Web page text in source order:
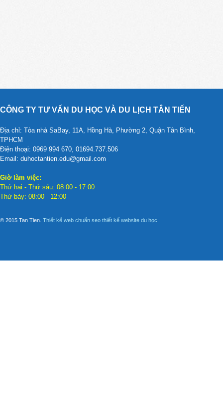
CÔNG TY TƯ VẤN DU HỌC VÀ DU LỊCH TÂN TIẾN
Địa chỉ: Tòa nhà SaBay, 11A, Hồng Hà, Phường 2, Quận Tân Bình,
TPHCM
Điện thoại: 0969 994 670, 01694.737.506
Email: duhoctantien.edu@gmail.com
Giờ làm việc:
Thứ hai - Thứ sáu: 08:00 - 17:00
Thứ bảy: 08:00 - 12:00
© 2015 Tan Tien. Thiết kế web chuẩn seo thiết kế website du học